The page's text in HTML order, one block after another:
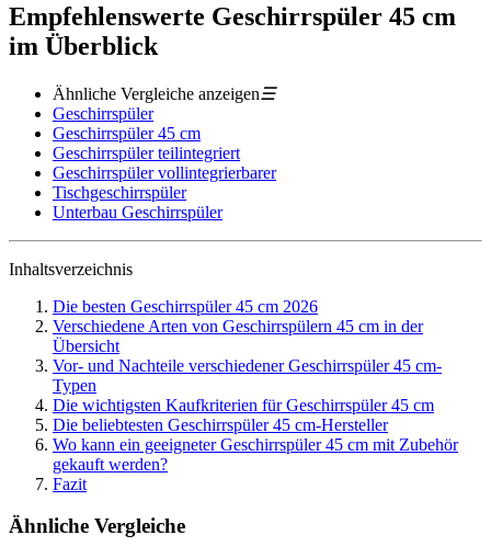
Empfehlenswerte Geschirrspüler 45 cm
im Überblick
Ähnliche Vergleiche anzeigen☰
Geschirrspüler
Geschirrspüler 45 cm
Geschirrspüler teilintegriert
Geschirrspüler vollintegrierbarer
Tischgeschirrspüler
Unterbau Geschirrspüler
Inhaltsverzeichnis
Die besten Geschirrspüler 45 cm 2026
Verschiedene Arten von Geschirrspülern 45 cm in der
Übersicht
Vor- und Nachteile verschiedener Geschirrspüler 45 cm-
Typen
Die wichtigsten Kaufkriterien für Geschirrspüler 45 cm
Die beliebtesten Geschirrspüler 45 cm-Hersteller
Wo kann ein geeigneter Geschirrspüler 45 cm mit Zubehör
gekauft werden?
Fazit
Ähnliche Vergleiche